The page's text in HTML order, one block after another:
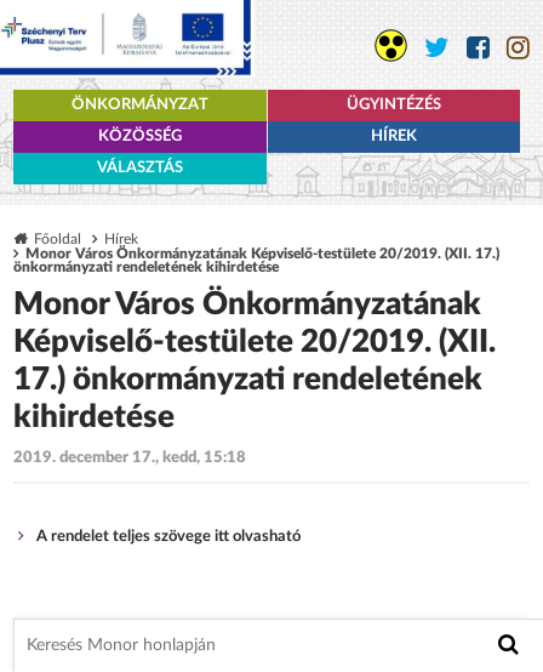
ÖNKORMÁNYZAT
ÜGYINTÉZÉS
KÖZÖSSÉG
HÍREK
VÁLASZTÁS
Főoldal
Hírek
Monor Város Önkormányzatának Képviselő-testülete 20/2019. (XII. 17.)
önkormányzati rendeletének kihirdetése
Monor Város Önkormányzatának
Képviselő-testülete 20/2019. (XII.
17.) önkormányzati rendeletének
kihirdetése
2019. december 17., kedd, 15:18
A rendelet teljes szövege itt olvasható